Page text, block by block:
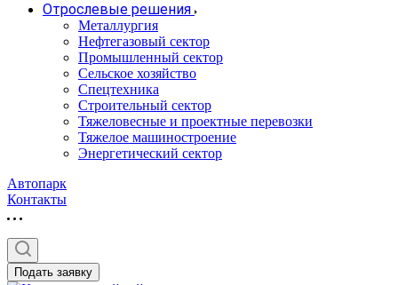
Отрослевые решения
Металлургия
Нефтегазовый сектор
Промышленный сектор
Сельское хозяйство
Спецтехника
Строительный сектор
Тяжеловесные и проектные перевозки
Тяжелое машиностроение
Энергетический сектор
Автопарк
Контакты
Подать заявку